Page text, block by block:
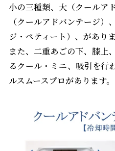
小の三種類、大（クールア
（クールアドバンテージ
ジ・ペティート）、がありま
また、二重あごの下、膝上
るクール・ミニ、吸引を行
ルスムースプロがあります。